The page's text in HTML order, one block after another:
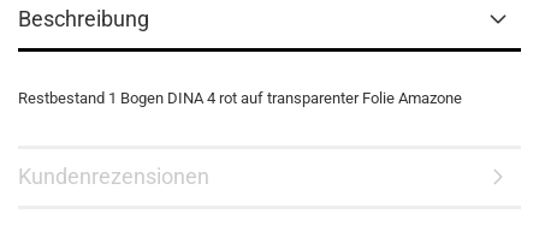
Beschreibung
Restbestand 1 Bogen DINA 4 rot auf transparenter Folie Amazone
Kundenrezensionen